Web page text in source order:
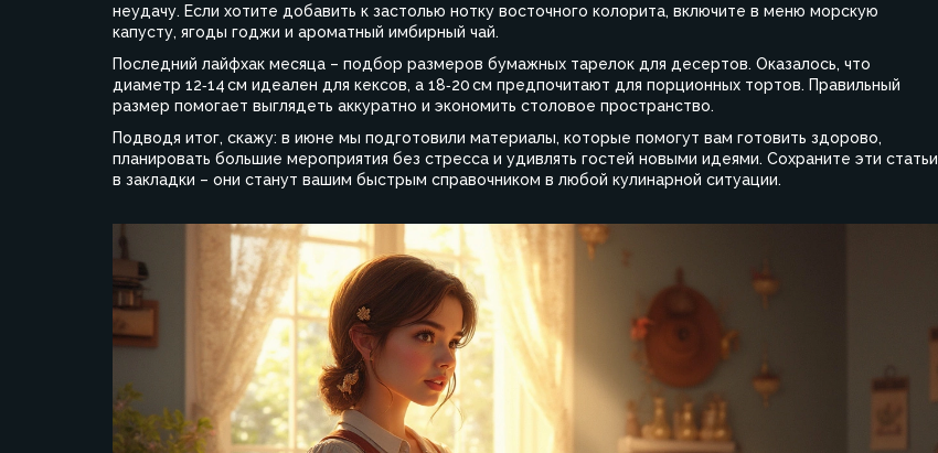
неудачу. Если хотите добавить к застолью нотку восточного колорита, включите в меню морскую
капусту, ягоды годжи и ароматный имбирный чай.
Последний лайфхак месяца – подбор размеров бумажных тарелок для десертов. Оказалось, что
диаметр 12‑14 см идеален для кексов, а 18‑20 см предпочитают для порционных тортов. Правильный
размер помогает выглядеть аккуратно и экономить столовое пространство.
Подводя итог, скажу: в июне мы подготовили материалы, которые помогут вам готовить здорово,
планировать большие мероприятия без стресса и удивлять гостей новыми идеями. Сохраните эти статьи
в закладки – они станут вашим быстрым справочником в любой кулинарной ситуации.